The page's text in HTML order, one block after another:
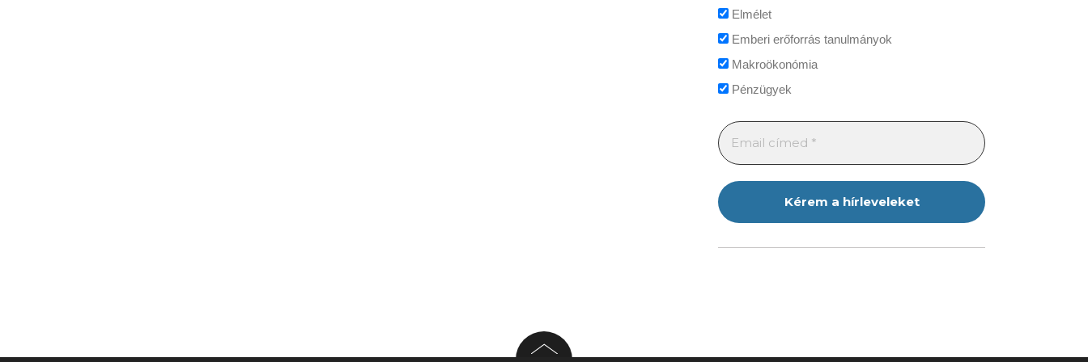
Elmélet
Emberi erőforrás tanulmányok
Makroökonómia
Pénzügyek